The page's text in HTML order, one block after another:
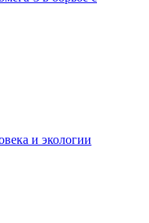
и экологии